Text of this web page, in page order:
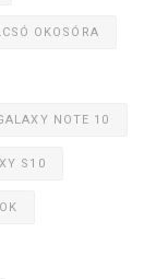
OKOSÓRA
NOTE 10
S10